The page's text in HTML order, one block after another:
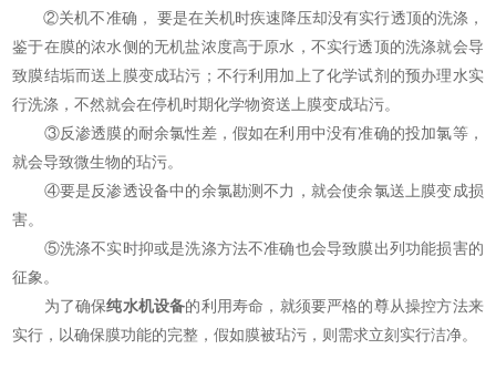
②关机不准确， 要是在关机时疾速降压却没有实行透顶的洗涤，
鉴于在膜的浓水侧的无机盐浓度高于原水，不实行透顶的洗涤就会导
致膜结垢而送上膜变成玷污；不行利用加上了化学试剂的预办理水实
行洗涤，不然就会在停机时期化学物资送上膜变成玷污。
③反渗透膜的耐余氯性差，假如在利用中没有准确的投加氯等，
就会导致微生物的玷污。
④要是反渗透设备中的余氯勘测不力，就会使余氯送上膜变成损
害。
⑤洗涤不实时抑或是洗涤方法不准确也会导致膜出列功能损害的
征象。
为了确保纯水机设备的利用寿命，就须要严格的尊从操控方法来
实行，以确保膜功能的完整，假如膜被玷污，则需求立刻实行洁净。